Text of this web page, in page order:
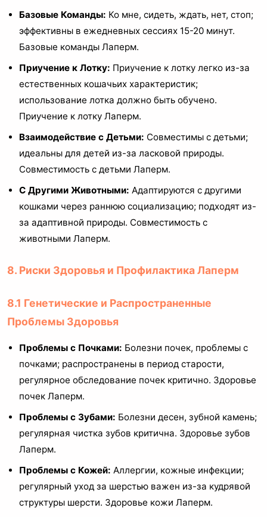
Базовые Команды: Ко мне, сидеть, ждать, нет, стоп;
эффективны в ежедневных сессиях 15-20 минут.
Базовые команды Лаперм.
Приучение к Лотку: Приучение к лотку легко из-за
естественных кошачьих характеристик;
использование лотка должно быть обучено.
Приучение к лотку Лаперм.
Взаимодействие с Детьми: Совместимы с детьми;
идеальны для детей из-за ласковой природы.
Совместимость с детьми Лаперм.
С Другими Животными: Адаптируются с другими
кошками через раннюю социализацию; подходят из-
за адаптивной природы. Совместимость с
животными Лаперм.
8. Риски Здоровья и Профилактика Лаперм
8.1 Генетические и Распространенные
Проблемы Здоровья
Проблемы с Почками: Болезни почек, проблемы с
почками; распространены в период старости,
регулярное обследование почек критично. Здоровье
почек Лаперм.
Проблемы с Зубами: Болезни десен, зубной камень;
регулярная чистка зубов критична. Здоровье зубов
Лаперм.
Проблемы с Кожей: Аллергии, кожные инфекции;
регулярный уход за шерстью важен из-за кудрявой
структуры шерсти. Здоровье кожи Лаперм.